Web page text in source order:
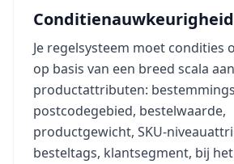
Conditienauwkeurigheid
Je regelsysteem moet condities
op basis van een breed scala
productattributen:
postcodegebied, bestelwaarde,
productgewicht, SKU-
besteltags, klantsegment, bij